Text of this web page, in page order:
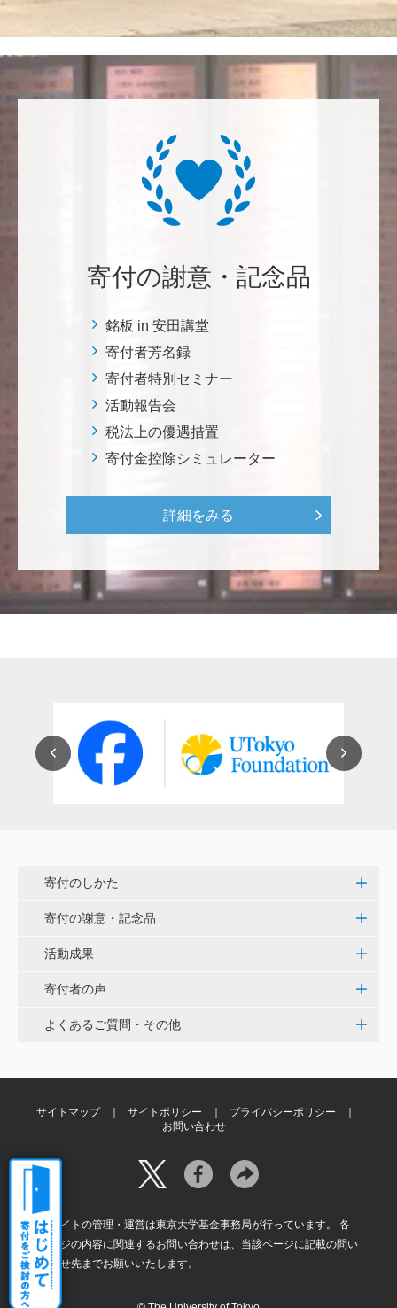
図書館の益々の充実とご発展を陰ながら応援しており
ます。 <東京大学附属図書館支援プロジェクト>
植物は、実は植物同士全世界の植物で繋がっている。
植物が未来に繋がっている。 地球や室内の空気清浄、
浄化作用を行っていて、綺麗クリーンにしてくれてい
る。 植物、素晴らしい。 世界の学会でも、子供たち
にも、植物の素晴らしさ、凄さを伝えていってほし
美味しいお寿司、刺身、美味しい魚、美味しい日本
も未来永劫 美味しいお寿司、刺身、日本米を子供た
ち、孫たち、子々孫々へ <国際水産研究教育基金>
荒木 雅子
イタリアと日本が協力して頑張っている壮大な発掘調
な気持ちです。 <ソンマ・ヴェスヴィアーナ発掘調査
株式会社Ｌｅｇａｌｓｃａｐｅ
三好 弘晃
世界に貢献を！
田畑 和樹
い！ <漕艇部>
紺野 邦昭
をはじめとして、身近なことでやらなければならない
ことはたくさんあると思います。お役に立てれば幸甚
寄付の謝意・記念品
銘板 in 安田講堂
寄付者芳名録
寄付者特別セミナー
活動報告会
税法上の優遇措置
寄付金控除シミュレーター
詳細をみる
寄付のしかた
寄付の謝意・記念品
活動成果
寄付者の声
よくあるご質問・その他
サイトマップ サイトポリシー
プライバシーポリシー
お問い合わせ
本サイトの管理・運営は東京大学基金事務局が行っています。 各
ページの内容に関連するお問い合わせは、当該ページに記載の問い
合わせ先までお願いいたします。